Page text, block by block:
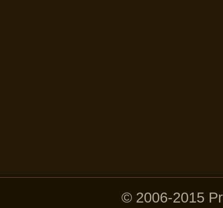
© 2006-2015